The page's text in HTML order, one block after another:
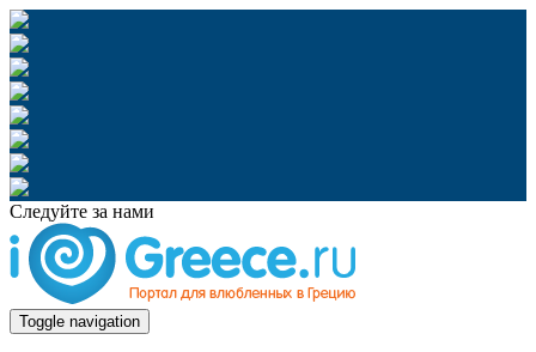
Следуйте за нами
Toggle navigation